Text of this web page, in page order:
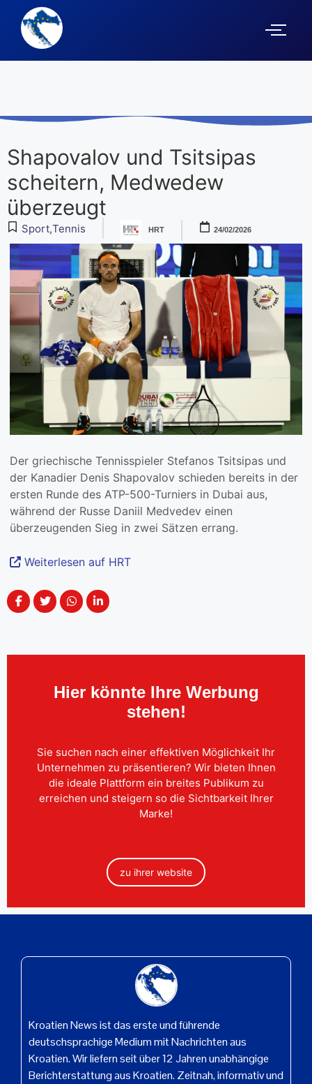
Shapovalov und Tsitsipas
scheitern, Medwedew
überzeugt
Sport,Tennis HRT 24/02/2026
Der griechische Tennisspieler Stefanos Tsitsipas und
der Kanadier Denis Shapovalov schieden bereits in der
ersten Runde des ATP-500-Turniers in Dubai aus,
während der Russe Daniil Medvedev einen
überzeugenden Sieg in zwei Sätzen errang.
Weiterlesen auf HRT
Hier könnte Ihre Werbung
stehen!
Sie suchen nach einer effektiven Möglichkeit Ihr
Unternehmen zu präsentieren? Wir bieten Ihnen
die ideale Plattform ein breites Publikum zu
erreichen und steigern so die Sichtbarkeit Ihrer
Marke!
zu ihrer website
Kroatien News ist das erste und führende
deutschsprachige Medium mit Nachrichten aus
Kroatien. Wir liefern seit über 12 Jahren unabhängige
Berichterstattung aus Kroatien. Zeitnah, informativ und